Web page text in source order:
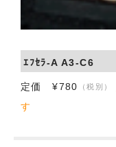
お問い合わせ
ｴﾌｾﾗ-A A3-C6
定価 ¥780 （税別）
す